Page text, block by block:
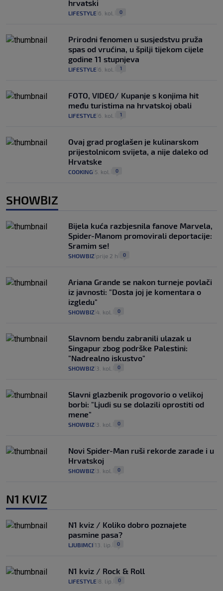
hrvatski
LIFESTYLE 6. kol. 0
Prirodni fenomen u susjedstvu pruža
spas od vrućina, u špilji tijekom cijele
godine 11 stupnjeva
LIFESTYLE 6. kol. 1
FOTO, VIDEO/ Kupanje s konjima hit
među turistima na hrvatskoj obali
LIFESTYLE 6. kol. 1
Ovaj grad proglašen je kulinarskom
prijestolnicom svijeta, a nije daleko od
Hrvatske
COOKING 5. kol. 0
SHOWBIZ
Bijela kuća razbjesnila fanove Marvela,
Spider-Manom promovirali deportacije:
Sramim se!
SHOWBIZ prije 2 h 0
Ariana Grande se nakon turneje povlači
iz javnosti: "Dosta joj je komentara o
izgledu"
SHOWBIZ 4. kol. 0
Slavnom bendu zabranili ulazak u
Singapur zbog podrške Palestini:
"Nadrealno iskustvo"
SHOWBIZ 3. kol. 0
Slavni glazbenik progovorio o velikoj
borbi: "Ljudi su se dolazili oprostiti od
mene"
SHOWBIZ 3. kol. 0
Novi Spider-Man ruši rekorde zarade i u
Hrvatskoj
SHOWBIZ 3. kol. 0
N1 KVIZ
N1 kviz / Koliko dobro poznajete
pasmine pasa?
LJUBIMCI 13. lip. 0
N1 kviz / Rock & Roll
LIFESTYLE 8. lip. 0